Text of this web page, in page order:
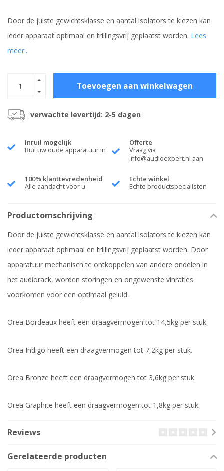
Door de juiste gewichtsklasse en aantal isolators te kiezen kan
ieder apparaat optimaal en trillingsvrij geplaatst worden. Lees
meer..
Toevoegen aan winkelwagen
verwachte levertijd: 2-5 dagen
Inruil mogelijk
Ruil uw oude apparatuur in
Offerte
Vraag via
info@audioexpert.nl aan
100% klanttevredenheid
Alle aandacht voor u
Echte winkel
Echte productspecialisten
Productomschrijving
Door de juiste gewichtsklasse en aantal isolators te kiezen kan
ieder apparaat optimaal en trillingsvrij geplaatst worden. Door
apparatuur mechanisch te ontkoppelen van andere ondelen in
het audiorack, worden storingen en ongewenste vinraties
voorkomen voor een optimaal geluid.
Orea Bordeaux heeft een draagvermogen tot 14,5kg per stuk.
Orea Indigo heeft een draagvermogen tot 7,2kg per stuk.
Orea Bronze heeft een draagvermogen tot 3,6kg per stuk.
Orea Graphite heeft een draagvermogen tot 1,8kg per stuk.
Reviews
Gerelateerde producten